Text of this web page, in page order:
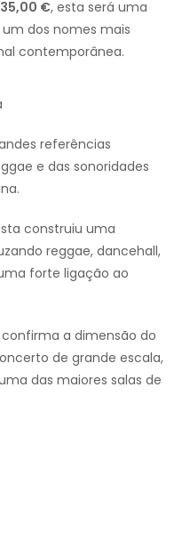
€, esta será uma
dos nomes mais
contemporânea.
referências
e das sonoridades
construiu uma
reggae, dancehall,
forte ligação ao
confirma a dimensão do
de grande escala,
das maiores salas de